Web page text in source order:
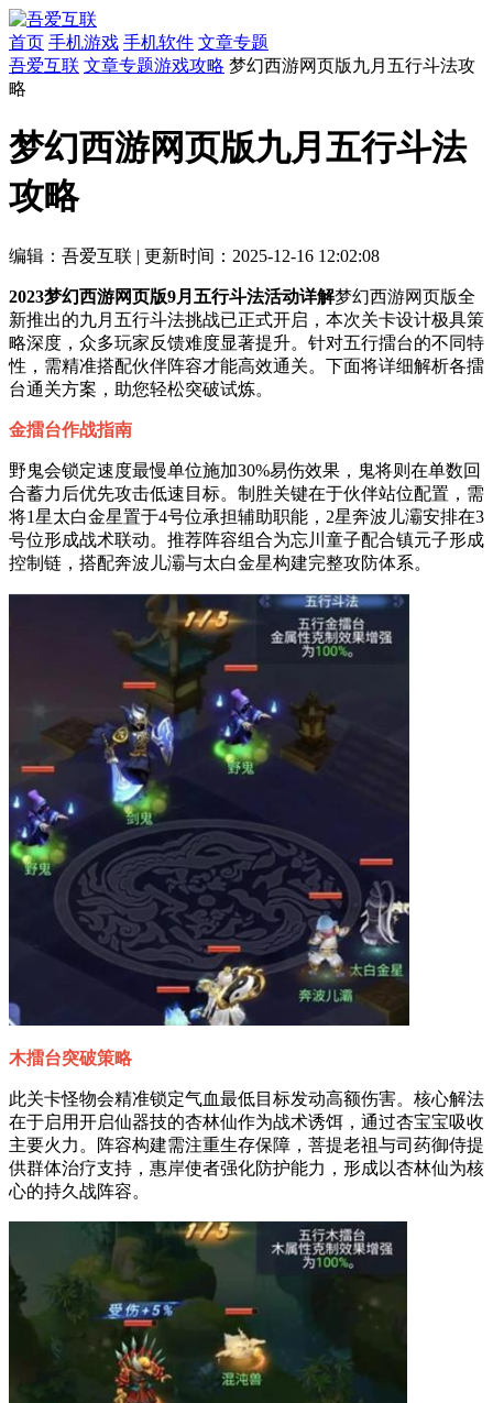
首页 手机游戏 手机软件 文章专题
吾爱互联 文章专题游戏攻略 梦幻西游网页版九月五行斗法攻
略
梦幻西游网页版九月五行斗法
攻略
编辑：吾爱互联 | 更新时间：2025-12-16 12:02:08
2023梦幻西游网页版9月五行斗法活动详解梦幻西游网页版全
新推出的九月五行斗法挑战已正式开启，本次关卡设计极具策
略深度，众多玩家反馈难度显著提升。针对五行擂台的不同特
性，需精准搭配伙伴阵容才能高效通关。下面将详细解析各擂
台通关方案，助您轻松突破试炼。
金擂台作战指南
野鬼会锁定速度最慢单位施加30%易伤效果，鬼将则在单数回
合蓄力后优先攻击低速目标。制胜关键在于伙伴站位配置，需
将1星太白金星置于4号位承担辅助职能，2星奔波儿灞安排在3
号位形成战术联动。推荐阵容组合为忘川童子配合镇元子形成
控制链，搭配奔波儿灞与太白金星构建完整攻防体系。
木擂台突破策略
此关卡怪物会精准锁定气血最低目标发动高额伤害。核心解法
在于启用开启仙器技的杏林仙作为战术诱饵，通过杏宝宝吸收
主要火力。阵容构建需注重生存保障，菩提老祖与司药御侍提
供群体治疗支持，惠岸使者强化防护能力，形成以杏林仙为核
心的持久战阵容。